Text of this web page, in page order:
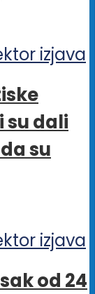
su dali
su
od 24